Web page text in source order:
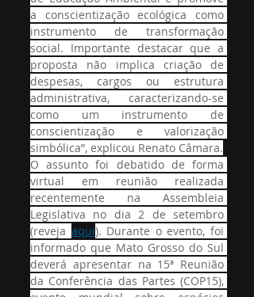
a conscientização ecológica como
instrumento de transformação
social. Importante destacar que a
proposta não implica criação de
despesas, cargos ou estrutura
administrativa, caracterizando-se
como um instrumento de
conscientização e valorização
simbólica”, explicou Renato Câmara.
O assunto foi debatido de forma
virtual em reunião realizada
recentemente na Assembleia
Legislativa no dia 2 de setembro
(reveja aqui). Durante o evento, foi
informado que Mato Grosso do Sul
deverá apresentar na 15ª Reunião
da Conferência das Partes (COP15),